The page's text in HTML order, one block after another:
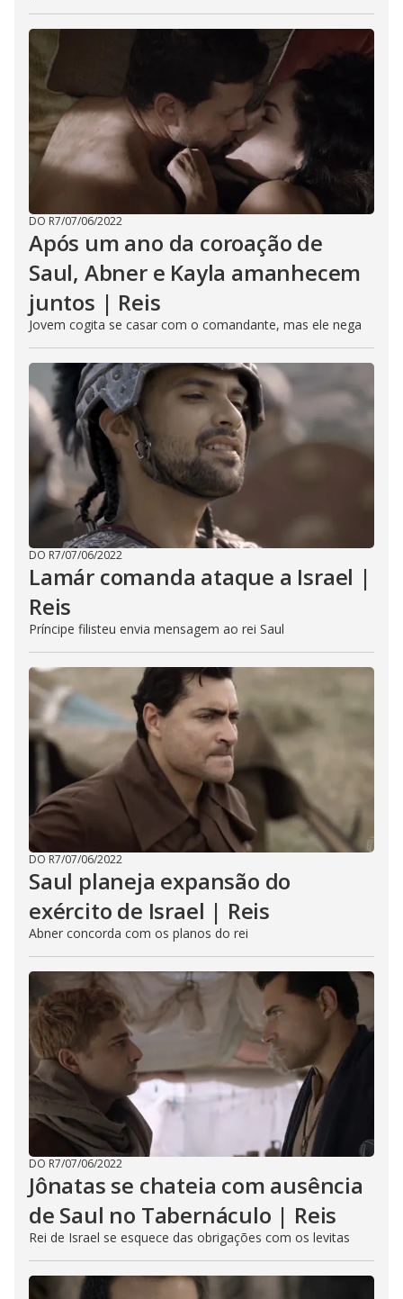
DO R7/07/06/2022
Após um ano da coroação de
Saul, Abner e Kayla amanhecem
juntos | Reis
Jovem cogita se casar com o comandante, mas ele nega
DO R7/07/06/2022
Lamár comanda ataque a Israel |
Reis
Príncipe filisteu envia mensagem ao rei Saul
DO R7/07/06/2022
Saul planeja expansão do
exército de Israel | Reis
Abner concorda com os planos do rei
DO R7/07/06/2022
Jônatas se chateia com ausência
de Saul no Tabernáculo | Reis
Rei de Israel se esquece das obrigações com os levitas